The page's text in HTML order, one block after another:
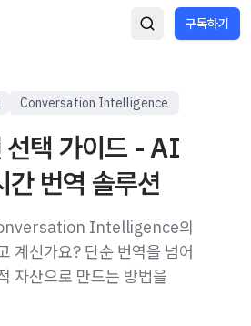
구독하기
Conversation Intelligence
선택 가이드 - AI
번역 솔루션
Intelligence의
계신가요? 단순 번역을 넘어
자산으로 만드는 방법을